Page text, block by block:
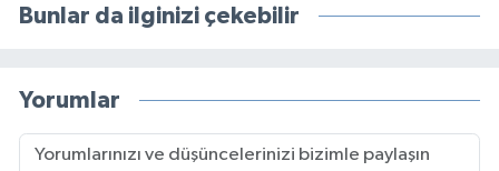
Bunlar da ilginizi çekebilir
Yorumlar